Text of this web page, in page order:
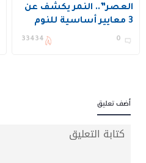
العصر”.. النمر يكشف عن
3 معايير أساسية للنوم
الجيد
0
33434
أضف تعليق